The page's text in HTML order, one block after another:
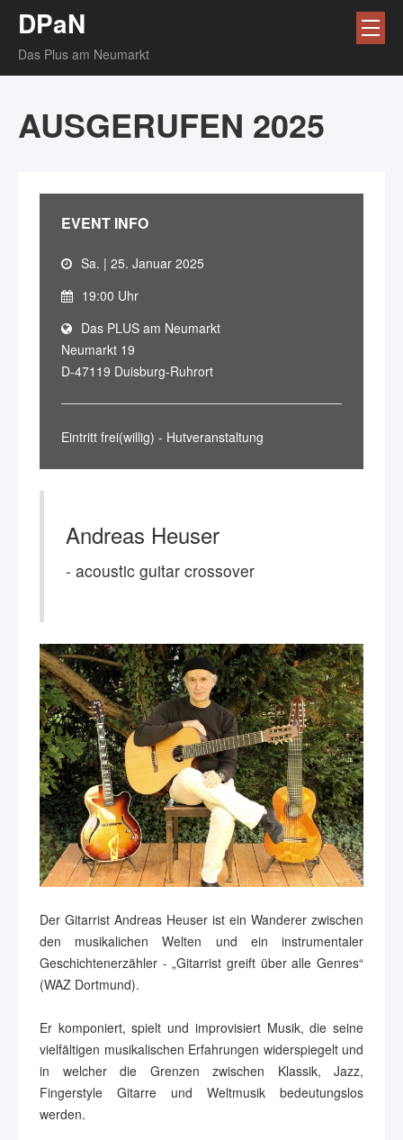
DPaN
Das Plus am Neumarkt
AUSGERUFEN 2025
EVENT INFO
Sa. | 25. Januar 2025
19:00 Uhr
Das PLUS am Neumarkt
Neumarkt 19
D-47119 Duisburg-Ruhrort
Eintritt frei(willig) - Hutveranstaltung
Andreas Heuser
- acoustic guitar crossover
Der Gitarrist Andreas Heuser ist ein Wanderer zwischen
den musikalichen Welten und ein instrumentaler
Geschichtenerzähler - „Gitarrist greift über alle Genres“
(WAZ Dortmund).
Er komponiert, spielt und improvisiert Musik, die seine
vielfältigen musikalischen Erfahrungen widerspiegelt und
in welcher die Grenzen zwischen Klassik, Jazz,
Fingerstyle Gitarre und Weltmusik bedeutungslos
werden.